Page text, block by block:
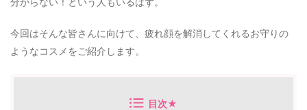
今回はそんな皆さんに向けて、疲れ顔を解消してくれるお守りの
ようなコスメをご紹介します。
目次★